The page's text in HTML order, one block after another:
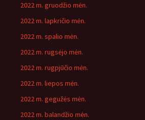
2022 m. gruodžio mėn.
2022 m. lapkričio mėn.
2022 m. spalio mėn.
2022 m. rugsėjo mėn.
2022 m. rugpjūčio mėn.
2022 m. liepos mėn.
2022 m. gegužės mėn.
2022 m. balandžio mėn.